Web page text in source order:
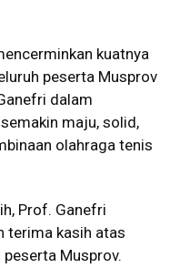
kuatnya
peserta Musprov
dalam
maju, solid,
olahraga tenis
Prof. Ganefri
terima kasih atas
Musprov.